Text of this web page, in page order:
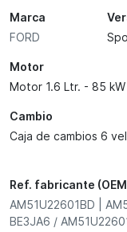
Marca
FORD
Motor
Motor 1.6 Ltr. - 85 kW
Cambio
Caja de cambios 6
Ref. fabricante
AM51U22601BD |
BE3JA6 /